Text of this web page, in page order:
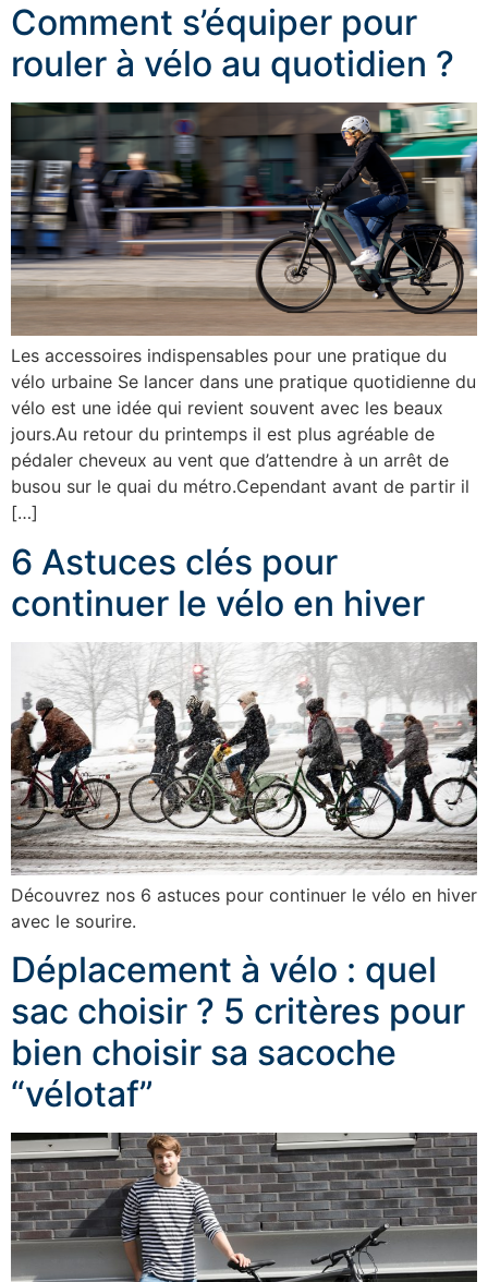
Comment s’équiper pour
rouler à vélo au quotidien ?
Les accessoires indispensables pour une pratique du
vélo urbaine Se lancer dans une pratique quotidienne du
vélo est une idée qui revient souvent avec les beaux
jours.Au retour du printemps il est plus agréable de
pédaler cheveux au vent que d’attendre à un arrêt de
busou sur le quai du métro.Cependant avant de partir il
[…]
6 Astuces clés pour
continuer le vélo en hiver
Découvrez nos 6 astuces pour continuer le vélo en hiver
avec le sourire.
Déplacement à vélo : quel
sac choisir ? 5 critères pour
bien choisir sa sacoche
“vélotaf”